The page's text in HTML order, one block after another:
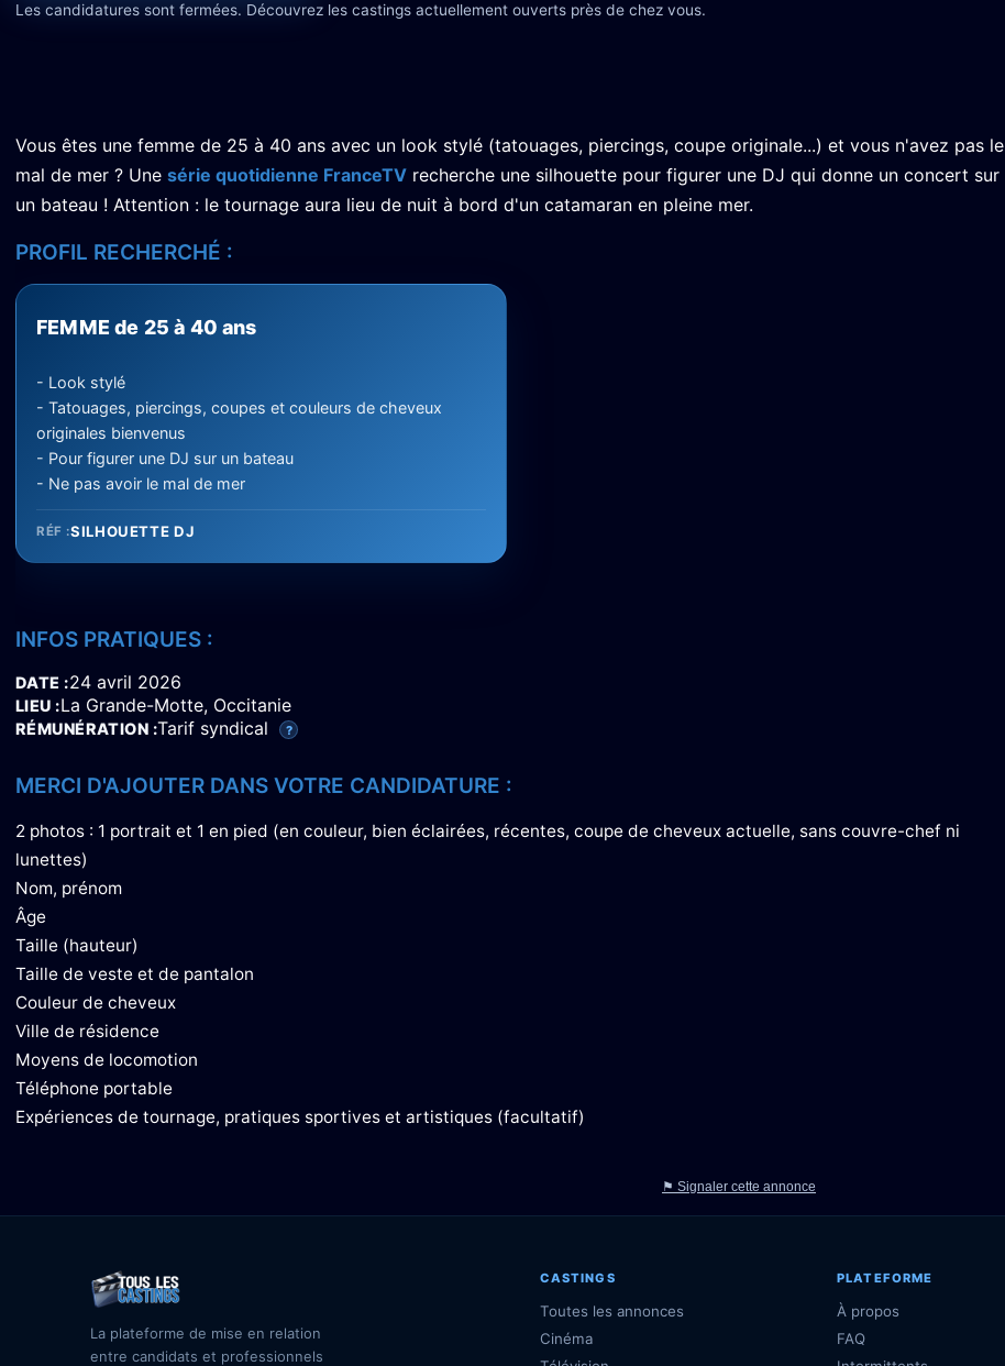
Les candidatures sont fermées. Découvrez les castings actuellement ouverts près de chez vous.
Vous êtes une femme de 25 à 40 ans avec un look stylé (tatouages, piercings, coupe originale...) et vous n'avez pas le
mal de mer ? Une série quotidienne FranceTV recherche une silhouette pour figurer une DJ qui donne un concert sur
un bateau ! Attention : le tournage aura lieu de nuit à bord d'un catamaran en pleine mer.
PROFIL RECHERCHÉ :
FEMME de 25 à 40 ans
- Look stylé
- Tatouages, piercings, coupes et couleurs de cheveux
originales bienvenus
- Pour figurer une DJ sur un bateau
- Ne pas avoir le mal de mer
RÉF :SILHOUETTE DJ
INFOS PRATIQUES :
DATE 24 avril 2026
LIEU La Grande-Motte, Occitanie
RÉMUNÉRATION Tarif syndical ?
MERCI D'AJOUTER DANS VOTRE CANDIDATURE :
2 photos : 1 portrait et 1 en pied (en couleur, bien éclairées, récentes, coupe de cheveux actuelle, sans couvre-chef ni
lunettes)
Nom, prénom
Âge
Taille (hauteur)
Taille de veste et de pantalon
Couleur de cheveux
Ville de résidence
Moyens de locomotion
Téléphone portable
Expériences de tournage, pratiques sportives et artistiques (facultatif)
⚑ Signaler cette annonce
La plateforme de mise en relation
entre candidats et professionnels
CASTINGS
Toutes les annonces
Cinéma
PLATEFORME
À propos
FAQ